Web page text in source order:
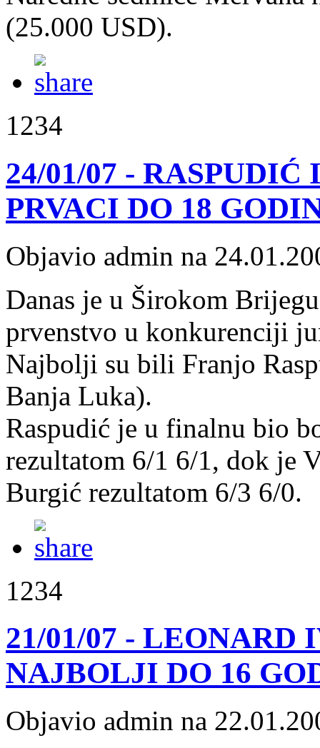
(25.000 USD).
1234
24/01/07 -
PRVACI DO 18
Objavio admin na
Danas je u Širokom
prvenstvo u konkurenciji
Najbolji su bili Franjo
Banja Luka).
Raspudić je u finalnu bio
rezultatom 6/1 6/1, dok je
Burgić rezultatom 6/3 6/0.
1234
21/01/07 -
NAJBOLJI DO 16
Objavio admin na